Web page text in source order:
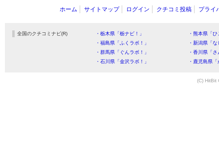
ホーム サイトマップ ログイン クチコミ投稿 プライ
全国のクチコミナビ(R) ・栃木県「栃ナビ！」
・熊本県「
・福島県「ふくラボ！」
・新潟県「
・群馬県「ぐんラボ！」
・香川県「
・石川県「金沢ラボ！」
・鹿児島県
(C) HitBit